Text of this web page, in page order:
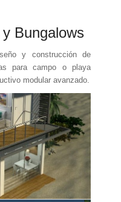
Bungalows
y construcción de
para campo o playa
modular avanzado.